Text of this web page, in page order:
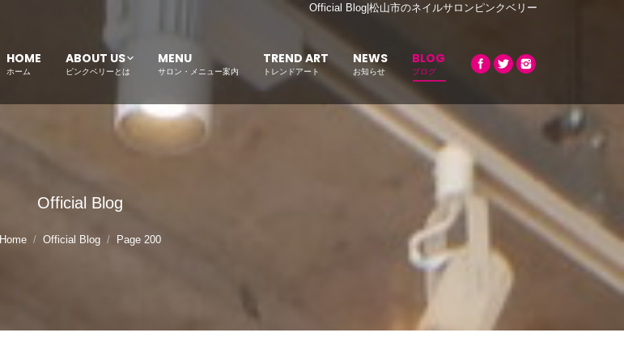
Official Blog|松山市のネイルサロンピンクベリー
HOME
ホーム
ABOUT US
ピンクベリーとは
MENU
サロン・メニュー案内
TREND ART
トレンドアート
NEWS
お知らせ
BLOG
ブログ
Official Blog
Home Official Blog Page 200